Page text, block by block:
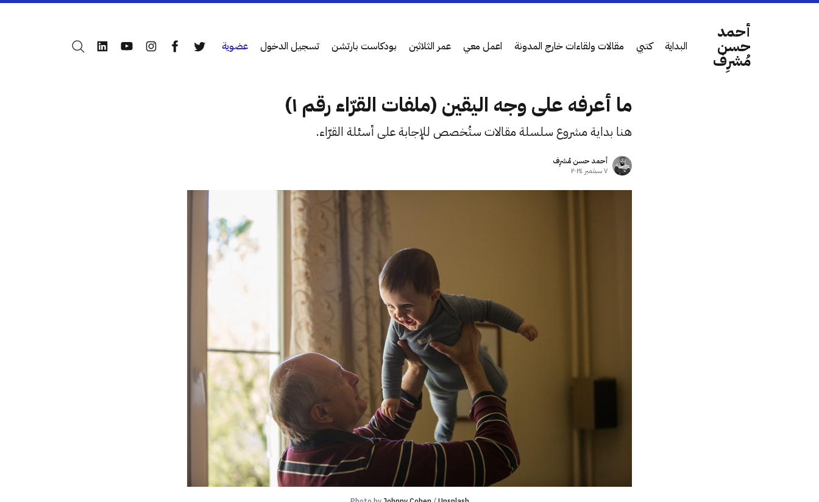
أحمد
حسن
مُشرِف
البداية كتبي مقالات ولقاءات خارج المدونة اعمل معي عمر الثلاثين بودكاست بارتشن تسجيل الدخول عضوية
ما أعرفه على وجه اليقين (ملفات القرّاء رقم ١)
هنا بداية مشروع سلسلة مقالات ستُخصص للإجابة على أسئلة القرّاء.
أحمد حسن مُشرِف
٧ سبتمبر ٢٠٢٤